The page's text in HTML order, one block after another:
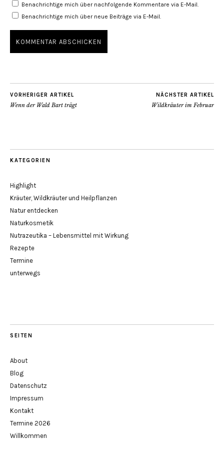
Benachrichtige mich über nachfolgende Kommentare via E-Mail.
Benachrichtige mich über neue Beiträge via E-Mail.
VORHERIGER ARTIKEL
Wenn der Wald Bart trägt
NÄCHSTER ARTIKEL
Wildkräuter im Februar
KATEGORIEN
Highlight
Kräuter, Wildkräuter und Heilpflanzen
Natur entdecken
Naturkosmetik
Nutrazeutika – Lebensmittel mit Wirkung
Rezepte
Termine
unterwegs
SEITEN
About
Blog
Datenschutz
Impressum
Kontakt
Termine 2026
Willkommen